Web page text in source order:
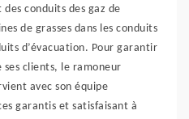
conduits des gaz de
de grasses dans les conduits
d’évacuation. Pour garantir
ses clients, le ramoneur
avec son équipe
garantis et satisfaisant à